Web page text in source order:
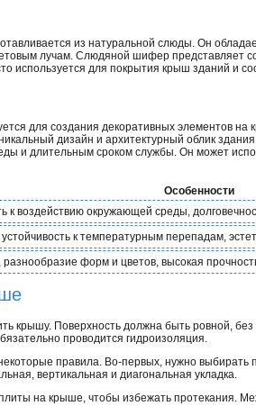
из натуральной слюды. Он
лучам. Слюдяной шифер представляет
используется для покрытия крыш зданий и
для создания декоративных элементов
дизайн и архитектурный облик
и длительным сроком службы. Он может
Особенности
к воздействию окружающей среды,
к температурным перепадам,
форм и цветов, высокая
крышу. Поверхность должна быть ровной,
проводится гидроизоляция.
правила. Во-первых, нужно выбирать
вертикальная и диагональная укладка.
на крыше, чтобы избежать протекания.